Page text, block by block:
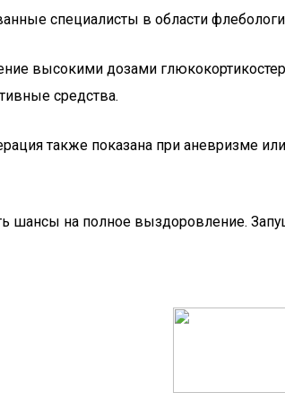
специалисты в области
высокими дозами
средства.
также показана при аневризме
шансы на полное выздоровление.